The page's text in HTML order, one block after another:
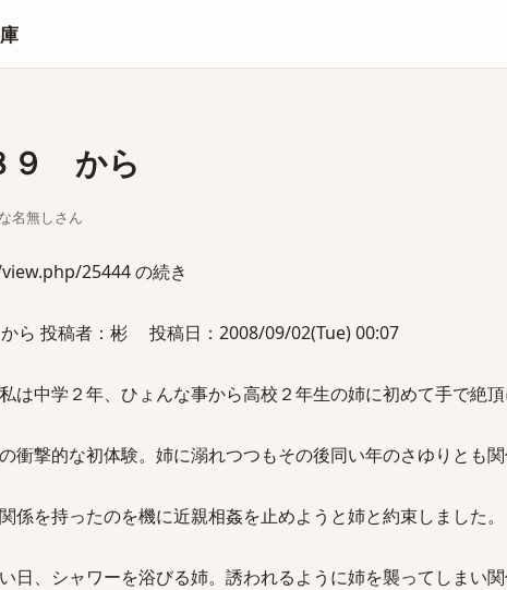
９ から
名無しさん
25444 の続き
投稿者：彬 投稿日：2008/09/02(Tue) 00:07
は中学２年、ひょんな事から高校２年生の姉に初めて手で絶
衝撃的な初体験。姉に溺れつつもその後同い年のさゆりとも
係を持ったのを機に近親相姦を止めようと姉と約束しました。
日、シャワーを浴びる姉。誘われるように姉を襲ってしまい